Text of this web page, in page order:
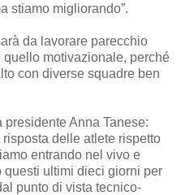
stiamo migliorando”.
da lavorare parecchio
motivazionale, perché
con diverse squadre ben
Anna Tanese:
delle atlete rispetto
entrando nel vivo e
questi ultimi dieci giorni per
punto di vista tecnico-